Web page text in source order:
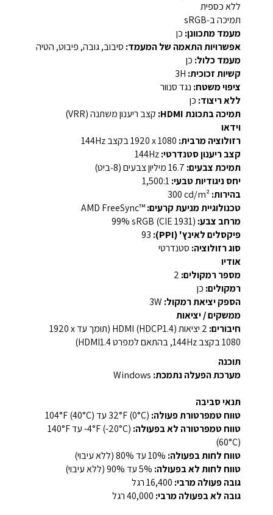
ללא כספית
תמיכה ב‑sRGB
מעמד מתכוונן: כן
אפשרויות התאמה של המעמד: סיבוב, גובה, פיבוט, הטיה
מעמד כלול: כן
קשיות זכוכית:
ציפוי משטח: נגד סנוור
ללא ריצוד: כן
תמיכה בתכונת HDMI:
קצב ריענון משתנה (VRR)
וידאו
רזולוציה מרבית:
קצב ריענון סטנדרטי:
תמיכת צבעים:
יחס ניגודיות טבעי:
בהירות:
טכנולוגיית מניעת קרעים:
מרחב צבע:
פיקסלים לאינץ' (PPI):
סוג רזולוציה: סטנדרטי
אודיו
מספר רמקולים:
רמקולים: כן
הספק יציאת רמקול:
ממשקים / יציאות
חיבורים:
‎2 יציאות HDMI (HDCP1.4)‎ (תומך עד ‎1920 x
1080‎ בקצב ‎144Hz‎, בהתאם למפרט HDMI1.4)‎
תוכנה
מערכת הפעלה נתמכת:
תנאי סביבה
טווח טמפרטורת פעולה:
טווח טמפרטורה לא בפעולה:
‎-4°F (-20°C) עד 140°F
(60°C)
טווח לחות בפעולה:
טווח לחות לא בפעולה:
גובה פעולה מרבי:
גובה לא בפעולה מרבי: